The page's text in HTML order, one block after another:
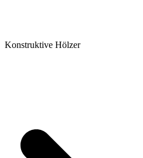
Konstruktive Hölzer